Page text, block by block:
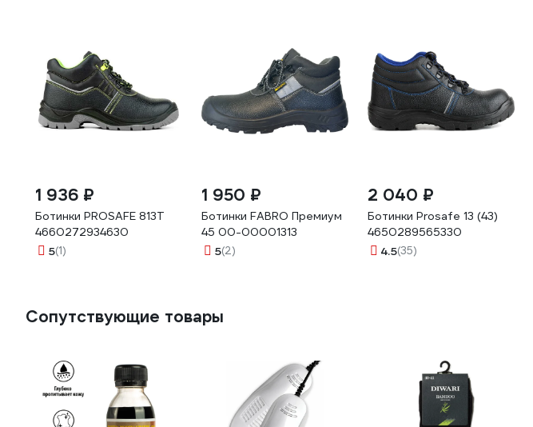
1 936 ₽
Ботинки PROSAFE 813Т
4660272934630
5(1)
1 950 ₽
Ботинки FABRO Премиум
45 00-00001313
5(2)
2 040 ₽
Ботинки Prosafe 13 (43)
4650289565330
4.5(35)
Сопутствующие товары